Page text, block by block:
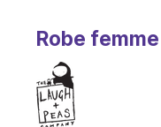
Robe femme